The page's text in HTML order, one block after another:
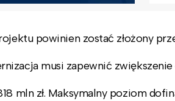
powinien zostać złożony
musi zapewnić
mln zł. Maksymalny poziom